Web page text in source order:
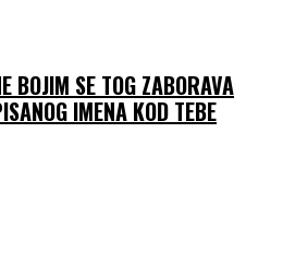
BOJIM SE TOG ZABORAVA
IMENA KOD TEBE